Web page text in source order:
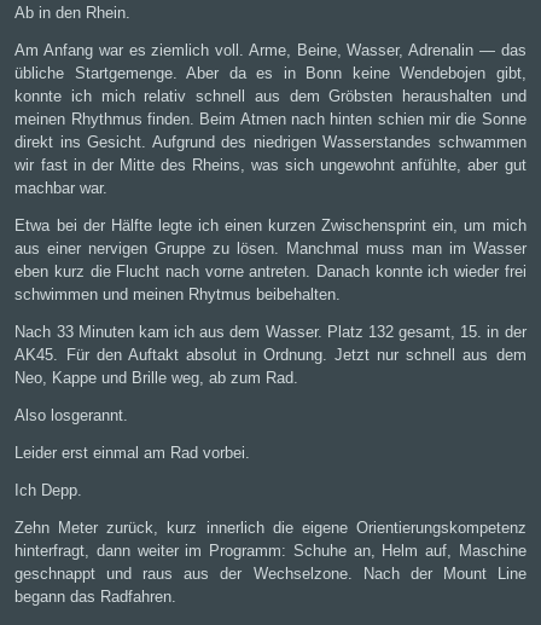
Ab in den Rhein.
Am Anfang war es ziemlich voll. Arme, Beine, Wasser, Adrenalin — das
übliche Startgemenge. Aber da es in Bonn keine Wendebojen gibt,
konnte ich mich relativ schnell aus dem Gröbsten heraushalten und
meinen Rhythmus finden. Beim Atmen nach hinten schien mir die Sonne
direkt ins Gesicht. Aufgrund des niedrigen Wasserstandes schwammen
wir fast in der Mitte des Rheins, was sich ungewohnt anfühlte, aber gut
machbar war.
Etwa bei der Hälfte legte ich einen kurzen Zwischensprint ein, um mich
aus einer nervigen Gruppe zu lösen. Manchmal muss man im Wasser
eben kurz die Flucht nach vorne antreten. Danach konnte ich wieder frei
schwimmen und meinen Rhytmus beibehalten.
Nach 33 Minuten kam ich aus dem Wasser. Platz 132 gesamt, 15. in der
AK45. Für den Auftakt absolut in Ordnung. Jetzt nur schnell aus dem
Neo, Kappe und Brille weg, ab zum Rad.
Also losgerannt.
Leider erst einmal am Rad vorbei.
Ich Depp.
Zehn Meter zurück, kurz innerlich die eigene Orientierungskompetenz
hinterfragt, dann weiter im Programm: Schuhe an, Helm auf, Maschine
geschnappt und raus aus der Wechselzone. Nach der Mount Line
begann das Radfahren.